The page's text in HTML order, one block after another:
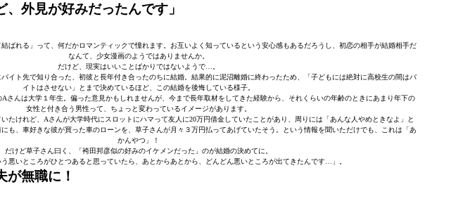
、外見が好みだったんです」
ばれる」って、何だかロマンティックで憧れます。お互いよく知っているという安心感もあるだろうし、初恋の相手が結婚相手だ
なんて、少女漫画のようではありませんか。
だけど、現実はいいことばかりではないようで…。
イト先で知り合った、初彼と長年付き合ったのちに結婚。結果的に泥沼離婚に終わったため、「子どもには絶対に高校生の間はバ
イトはさせない」とまで決めているほど、この結婚を後悔している様子。
さんは大学１年生。偏った意見かもしれませんが、今まで長年取材をしてきた経験から、それくらいの年齢のときにあまり年下の
女性と付き合う男性って、ちょっと変わっているイメージがあります。
たけれど、Aさんが大学時代にスロットにハマって友人に20万円借金していたことがあり、周りには「あんな人やめときなよ」と
も、車好きな彼が買った車のローンを、草子さんが月々３万円払ってあげていたそう。という情報を聞いただけでも、これは「あ
かんやつ」！
だけど草子さん曰く、「袴田邦彦似の好みのイケメンだった」のが結婚の決めてに。
う悪いところがひとつあると思っていたら、あとからあとから、どんどん悪いところが出てきたんです…」。
が無職に！